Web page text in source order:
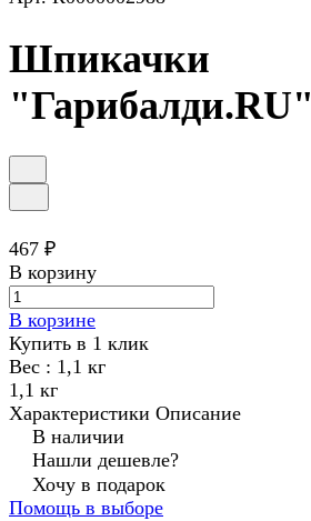
Шпикачки
"Гарибалди.RU"
467 ₽
В корзину
В корзине
Купить в 1 клик
Вес : 1,1 кг
1,1 кг
Характеристики Описание
В наличии
Нашли дешевле?
Хочу в подарок
Помощь в выборе